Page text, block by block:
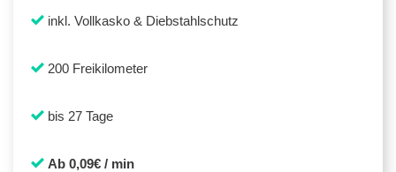
inkl. Vollkasko & Diebstahlschutz
200 Freikilometer
bis 27 Tage
Ab 0,09€ / min